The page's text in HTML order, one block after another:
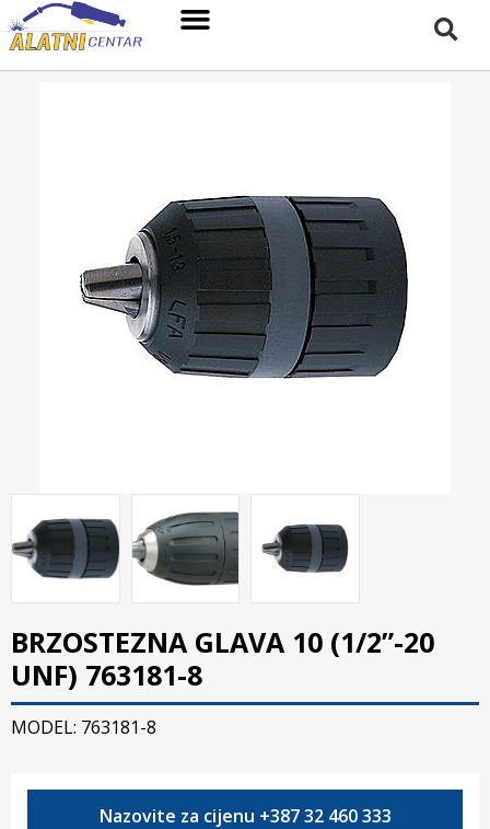
BRZOSTEZNA GLAVA 10 (1/2”-20
UNF) 763181-8
MODEL: 763181-8
Nazovite za cijenu +387 32 460 333